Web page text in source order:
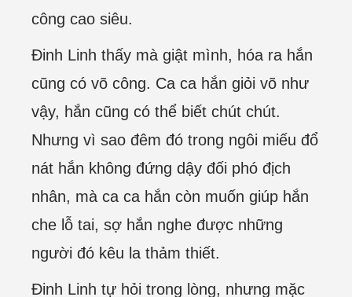
công cao siêu.
Đinh Linh thấy mà giật mình, hóa ra hắn
cũng có võ công. Ca ca hắn giỏi võ như
vậy, hắn cũng có thể biết chút chút.
Nhưng vì sao đêm đó trong ngôi miếu đổ
nát hắn không đứng dậy đối phó địch
nhân, mà ca ca hắn còn muốn giúp hắn
che lỗ tai, sợ hắn nghe được những
người đó kêu la thảm thiết.
Đinh Linh tự hỏi trong lòng, nhưng mặc